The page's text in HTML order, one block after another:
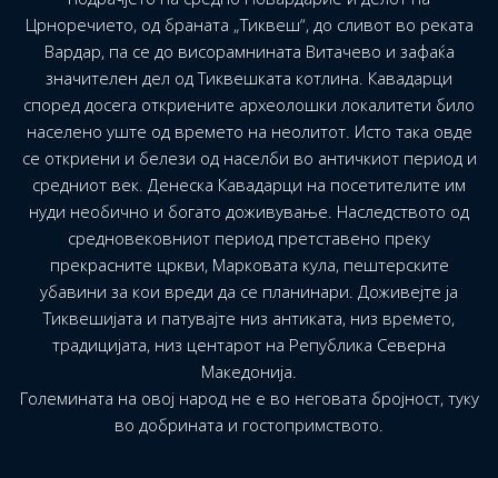
Црноречието, од браната „Тиквеш“, до сливот во реката
Вардар, па се до висорамнината Витачево и зафаќа
значителен дел од Тиквешката котлина. Кавадарци
според досега откриените археолошки локалитети било
населено уште од времето на неолитот. Исто така овде
се откриени и белези од населби во античкиот период и
средниот век. Денеска Кавадарци на посетителите им
нуди необично и богато доживување. Наследството од
средновековниот период претставено преку
прекрасните цркви, Марковата кула, пештерските
убавини за кои вреди да се планинари. Доживејте ја
Тиквешијата и патувајте низ антиката, низ времето,
традицијата, низ центарот на Република Северна
Македонија.
Големината на овој народ не е во неговата бројност, туку
во добрината и гостопримството.